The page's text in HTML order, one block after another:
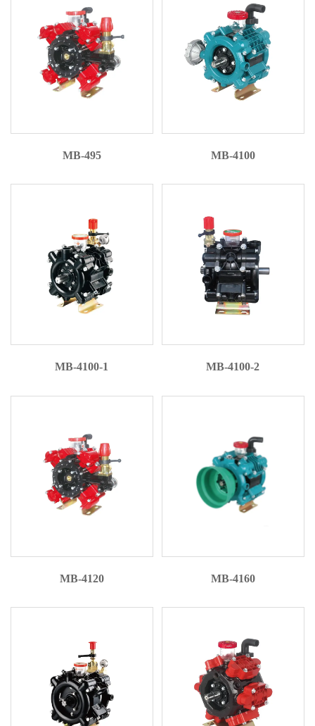
MB-495 MB-4100
MB-4100-1 MB-4100-2
MB-4120 MB-4160